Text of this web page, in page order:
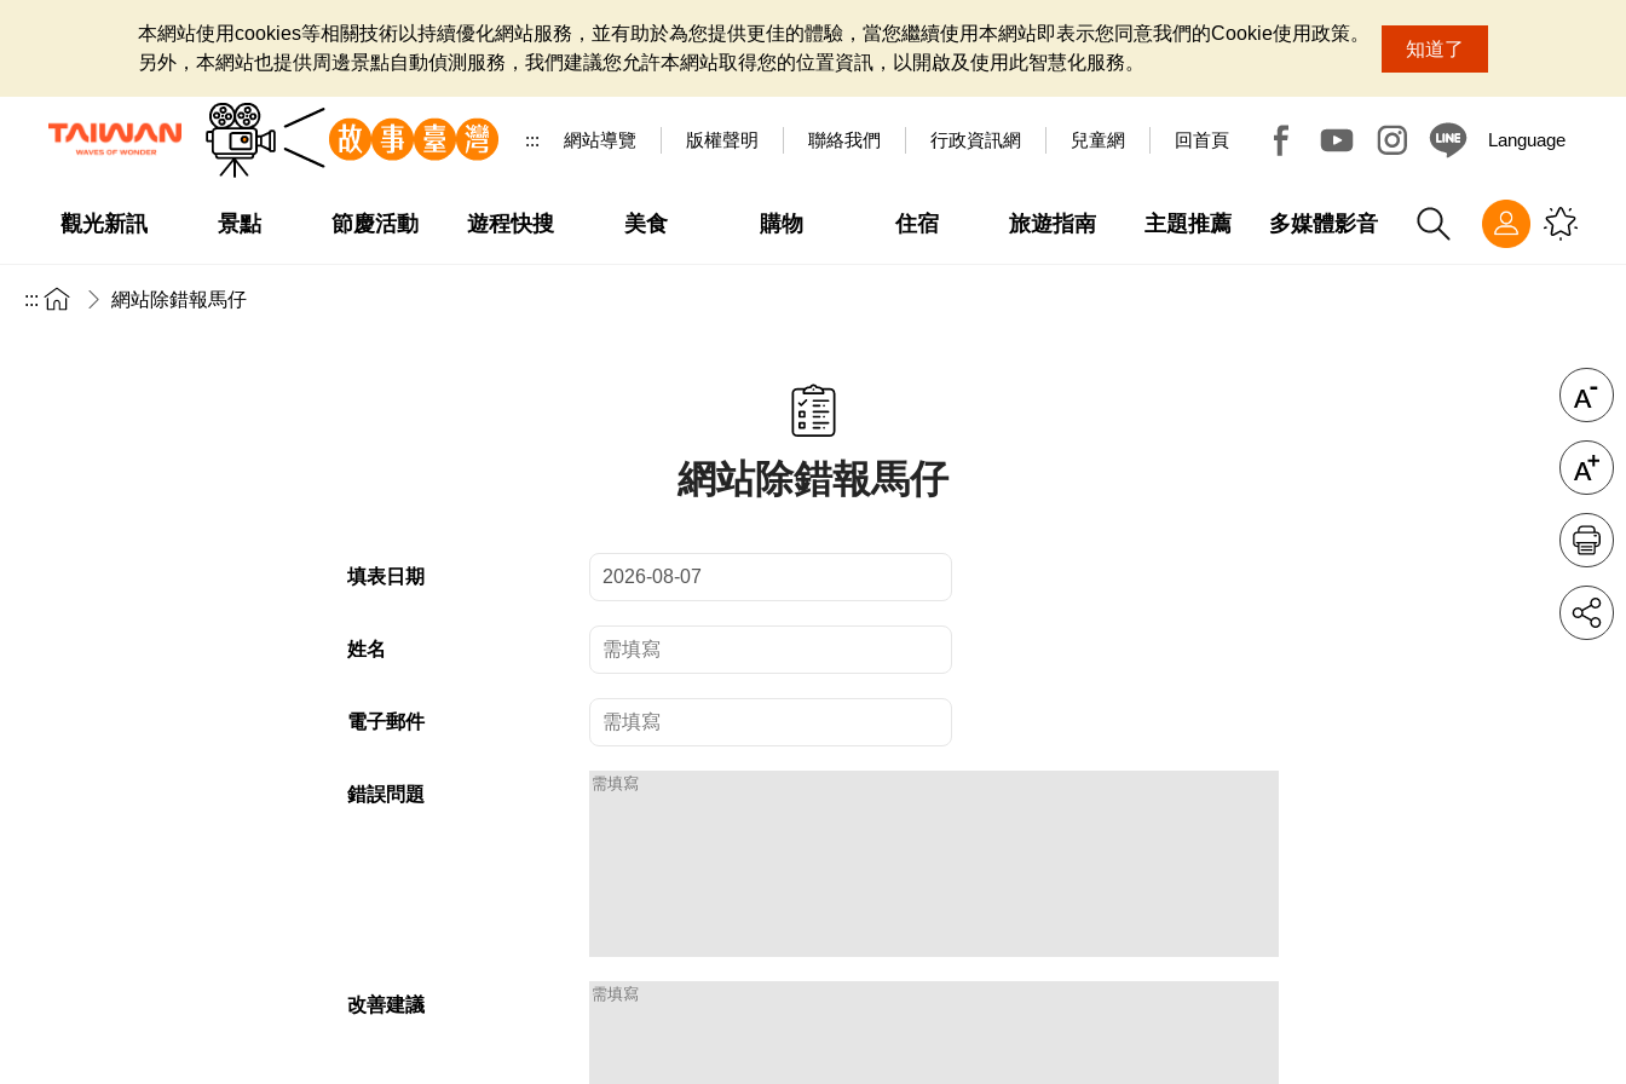
本網站使用cookies等相關技術以持續優化網站服務，並有助於為您提供更佳的體驗，當您繼續使用本網站即表示您同意我們的Cookie使用政策。
另外，本網站也提供周邊景點自動偵測服務，我們建議您允許本網站取得您的位置資訊，以開啟及使用此智慧化服務。
知道了
::: 網站導覽 版權聲明 聯絡我們 行政資訊網 兒童網 回首頁 Language
觀光新訊 景點 節慶活動 遊程快搜 美食 購物 住宿 旅遊指南 主題推薦 多媒體影音
::: 網站除錯報馬仔
網站除錯報馬仔
填表日期
姓名
電子郵件
錯誤問題
改善建議